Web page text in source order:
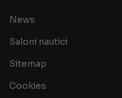
News
Saloni nautici
Sitemap
Cookies